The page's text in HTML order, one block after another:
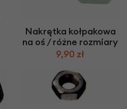
Nakrętka kołpakowa
na oś / różne rozmiary
9,90 zł